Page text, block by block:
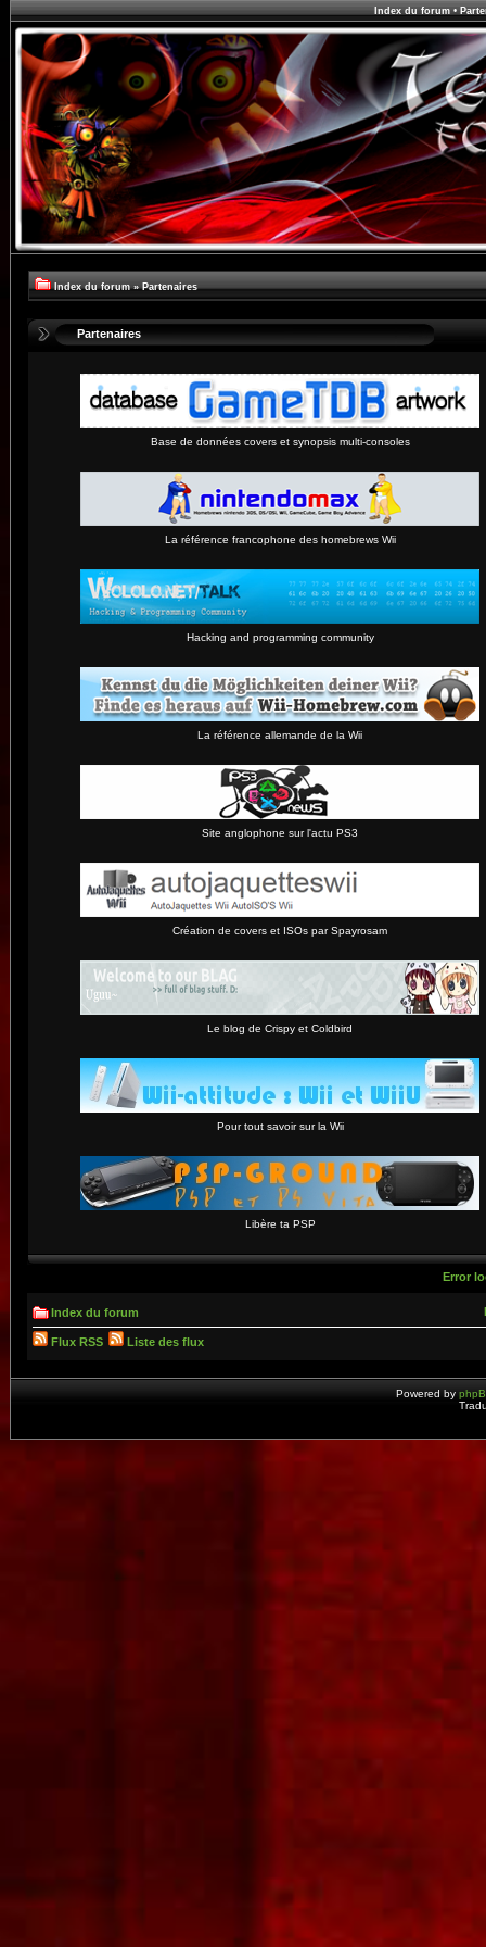
Index du forum•
Index du forum » Partenaires
Partenaires
Base de données covers et synopsis multi-consoles
La référence francophone des homebrews Wii
Hacking and programming community
La référence allemande de la Wii
Site anglophone sur l'actu PS3
Création de covers et ISOs par Spayrosam
Le blog de Crispy et Coldbird
Pour tout savoir sur la Wii
Libère ta PSP
Error
Index du forum
Flux RSS Liste des flux
Powered by